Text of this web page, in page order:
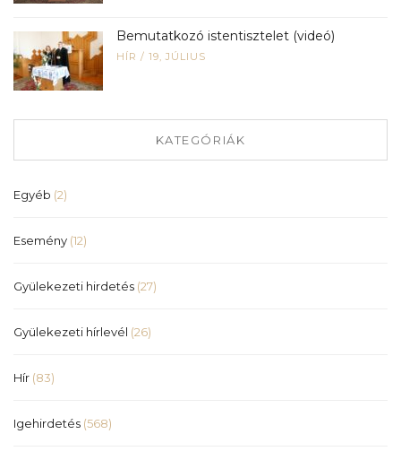
Bemutatkozó istentisztelet (videó)
HÍR / 19, JÚLIUS
KATEGÓRIÁK
Egyéb (2)
Esemény (12)
Gyülekezeti hirdetés (27)
Gyülekezeti hírlevél (26)
Hír (83)
Igehirdetés (568)